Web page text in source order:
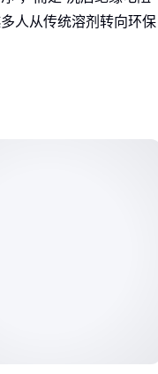
人从传统溶剂转向环保
，而是整批线路板的可
主要分类